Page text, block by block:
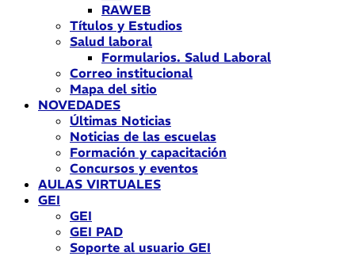
RAWEB
Títulos y Estudios
Salud laboral
Formularios. Salud Laboral
Correo institucional
Mapa del sitio
NOVEDADES
Últimas Noticias
Noticias de las escuelas
Formación y capacitación
Concursos y eventos
AULAS VIRTUALES
GEI
GEI
GEI PAD
Soporte al usuario GEI